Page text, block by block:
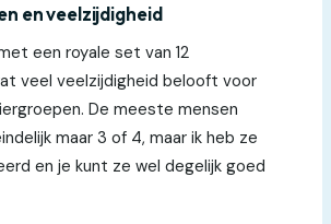
en veelzijdigheid
een royale set van 12
veel veelzijdigheid belooft voor
De meeste mensen
maar 3 of 4, maar ik heb ze
en je kunt ze wel degelijk goed